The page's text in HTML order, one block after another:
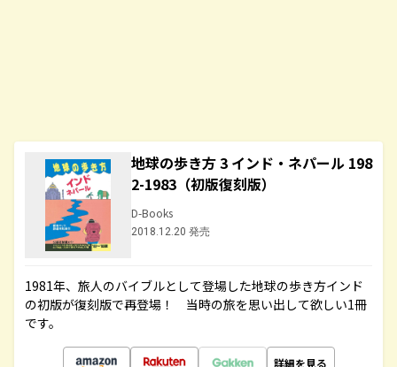
地球の歩き方 3 インド・ネパール 198
2-1983（初版復刻版）
D-Books
2018.12.20 発売
1981年、旅人のバイブルとして登場した地球の歩き方インド
の初版が復刻版で再登場！ 当時の旅を思い出して欲しい1冊
です。
詳細を見る